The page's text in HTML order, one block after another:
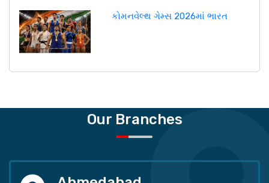
કોમનવેલ્થ ગેમ્સ 2026માં ભારત
Our Branches